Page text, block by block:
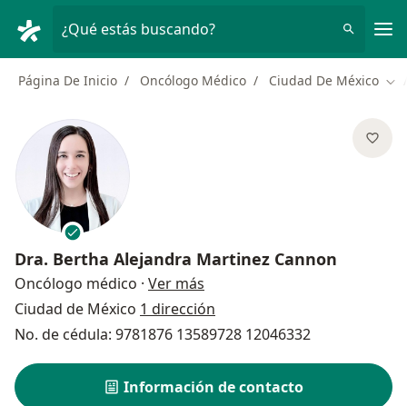
¿Qué estás buscando?
Página De Inicio Oncólogo Médico Ciudad De México
Dra. Bertha Alejandra Martinez Cannon
Oncólogo médico · Ver más
Ciudad de México 1 dirección
No. de cédula: 9781876 13589728 12046332
Información de contacto